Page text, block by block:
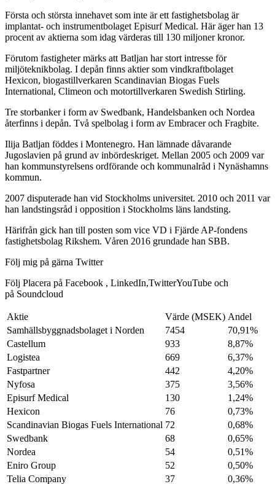
Första och största innehavet som inte är ett fastighetsbolag är
implantat- och instrumentbolaget Episurf Medical. Här äger han 13
procent av aktierna som idag värderas till 130 miljoner kronor.
Förutom fastigheter märks att Batljan har stort intresse för
miljöteknikbolag. I depån finns aktier som vindkraftbolaget
Hexicon, biogastillverkaren Scandinavian Biogas Fuels
International, Climeon och motortillverkaren Swedish Stirling.
Tre storbanker i form av Swedbank, Handelsbanken och Nordea
återfinns i depån. Två spelbolag i form av Embracer och Fragbite.
Ilija Batljan föddes i Montenegro. Han lämnade dåvarande
Jugoslavien på grund av inbördeskriget. Mellan 2005 och 2009 var
han kommunstyrelsens ordförande och kommunalråd i Nynäshamns
kommun.
2007 disputerade han vid Stockholms universitet. 2010 och 2011 var
han landstingsråd i opposition i Stockholms läns landsting.
Härifrån gick han till posten som vice VD i Fjärde AP-fondens
fastighetsbolag Rikshem. Våren 2016 grundade han SBB.
Följ mig på gärna Twitter
Följ Placera på Facebook , LinkedIn,TwitterYouTube och
på Soundcloud
Aktie Värde (MSEK) Andel
Samhällsbyggnadsbolaget i Norden
7454
70,91%
Castellum
933
8,87%
Logistea
669
6,37%
Fastpartner
442
4,20%
Nyfosa
375
3,56%
Episurf Medical
130
1,24%
Hexicon
76
0,73%
Scandinavian Biogas Fuels International 72
0,68%
Swedbank
68
0,65%
Nordea
54
0,51%
Eniro Group
52
0,50%
Telia Company
37
0,36%